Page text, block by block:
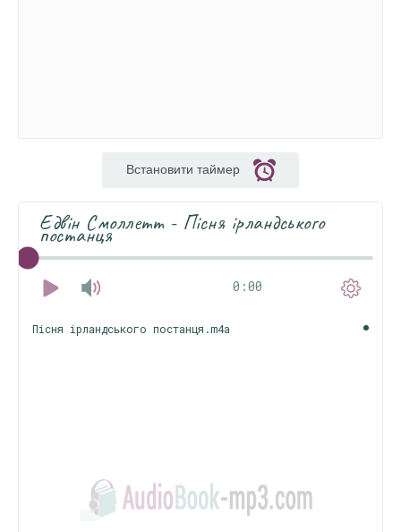
Встановити таймер
Едвін Смоллетт - Пісня ірландського
постанця
0:00
Пісня ірландського постанця.m4a